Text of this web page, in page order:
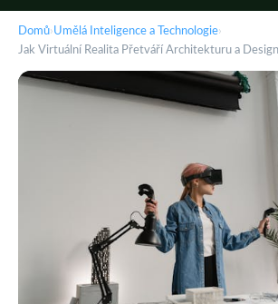
Domů›Umělá Inteligence a Technologie›
Jak Virtuální Realita Přetváří Architekturu a Design